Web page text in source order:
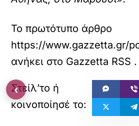
Το πρωτότυπο άρθρο
https://www.gazzetta.gr/
ανήκει στο Gazzetta RSS .
‹